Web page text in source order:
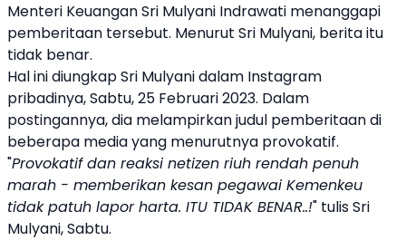
Menteri Keuangan Sri Mulyani Indrawati menanggapi
pemberitaan tersebut. Menurut Sri Mulyani, berita itu
tidak benar.
Hal ini diungkap Sri Mulyani dalam Instagram
pribadinya, Sabtu, 25 Februari 2023. Dalam
postingannya, dia melampirkan judul pemberitaan di
beberapa media yang menurutnya provokatif.
"Provokatif dan reaksi netizen riuh rendah penuh
marah - memberikan kesan pegawai Kemenkeu
tidak patuh lapor harta. ITU TIDAK BENAR..!" tulis Sri
Mulyani, Sabtu.